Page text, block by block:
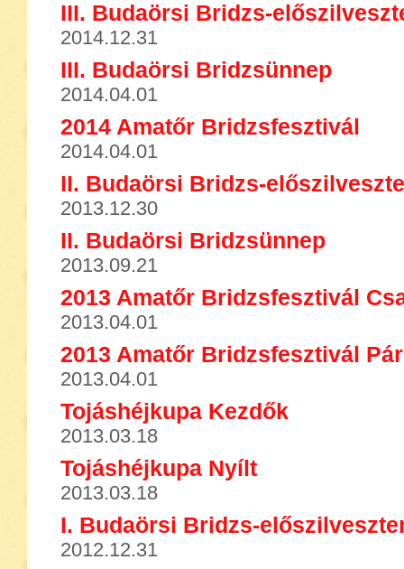
III. Budaörsi Bridzs-
2014.12.31
III. Budaörsi Bridzsünnep
2014.04.01
2014 Amatőr Bridzsfesztivál
2014.04.01
II. Budaörsi Bridzs-
2013.12.30
II. Budaörsi Bridzsünnep
2013.09.21
2013 Amatőr Bridzsfesztivál
2013.04.01
2013 Amatőr Bridzsfesztivál
2013.04.01
Tojáshéjkupa Kezdők
2013.03.18
Tojáshéjkupa Nyílt
2013.03.18
I. Budaörsi Bridzs-
2012.12.31